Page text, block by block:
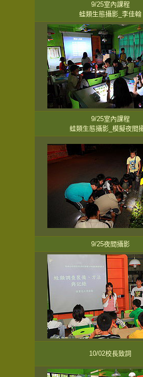
9/25室內課程
蛙類生態攝影_李佳翰
9/25室內課程
蛙類生態攝影_模擬夜間
9/25夜間攝影
10/02校長致詞